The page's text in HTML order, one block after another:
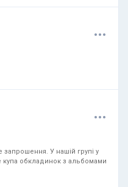
...
...
У нашій групі у
купа обкладинок з альбомами